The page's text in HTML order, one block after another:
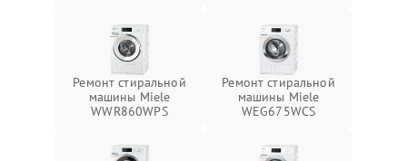
Ремонт стиральной
машины Miele
WWR860WPS
Ремонт стиральной
машины Miele
WEG675WCS